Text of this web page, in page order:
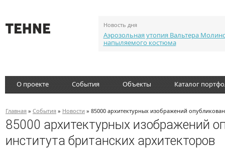
Новость дня
Аэрозольная утопия Вальтера
напыляемого костюма
О проекте События Объекты Каталог
Главная » События » Новости » 85000 архитектурных изображений
85000 архитектурных изображений
института британских архитекторов